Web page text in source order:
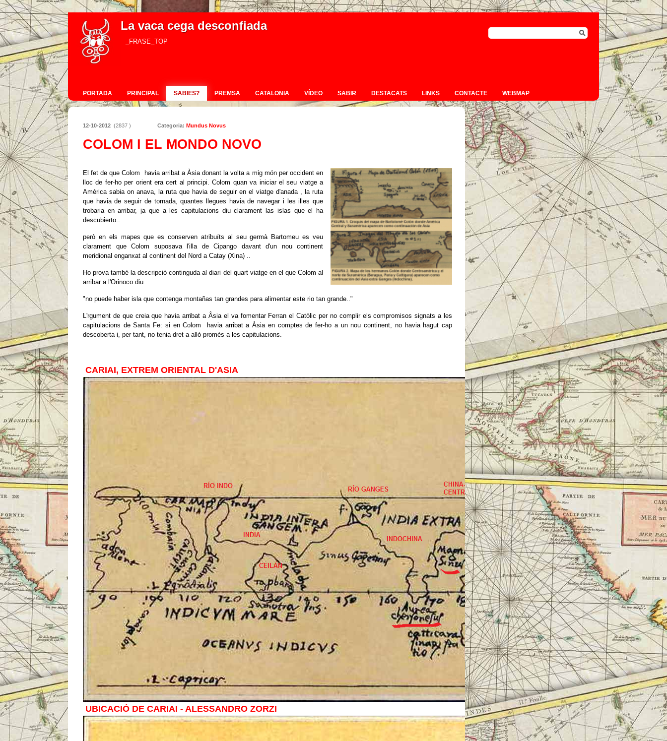
La vaca cega desconfiada
_FRASE_TOP
PORTADA PRINCIPAL SABIES? PREMSA CATALONIA VÍDEO SABIR DESTACATS LINKS CONTACTE WEBMAP
12-10-2012 (2837 ) Categoria: Mundus Novus
COLOM I EL MONDO NOVO
El fet de que Colom havia arribat a Àsia donant la volta a mig món per occident en
lloc de fer-ho per orient era cert al principi. Colom quan va iniciar el seu viatge a
Amèrica sabia on anava, la ruta que havia de seguir en el viatge d'anada , la ruta
que havia de seguir de tornada, quantes llegues havia de navegar i les illes que
trobaria en arribar, ja que a les capitulacions diu clarament las islas que el ha
descubierto..
però en els mapes que es conserven atribuïts al seu germà Bartomeu es veu
clarament que Colom suposava l'illa de Cipango davant d'un nou continent
meridional enganxat al continent del Nord a Catay (Xina) ..
Ho prova també la descripció continguda al diari del quart viatge en el que Colom al
arribar a l'Orinoco diu
"no puede haber isla que contenga montañas tan grandes para alimentar este rio tan grande.."
L'rgument de que creia que havia arribat a Âsia el va fomentar Ferran el Catòlic per no complir els compromisos signats a les
capitulacions de Santa Fe: si en Colom havia arribat a Àsia en comptes de fer-ho a un nou continent, no havia hagut cap
descoberta i, per tant, no tenia dret a allò promès a les capitulacions.
CARIAI, EXTREM ORIENTAL D'ASIA
UBICACIÓ DE CARIAI - ALESSANDRO ZORZI